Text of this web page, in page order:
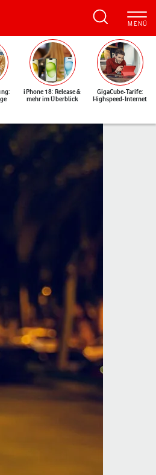
iPhone 18: Release &
mehr im Überblick
GigaCube-Tarife:
Highspeed-Internet